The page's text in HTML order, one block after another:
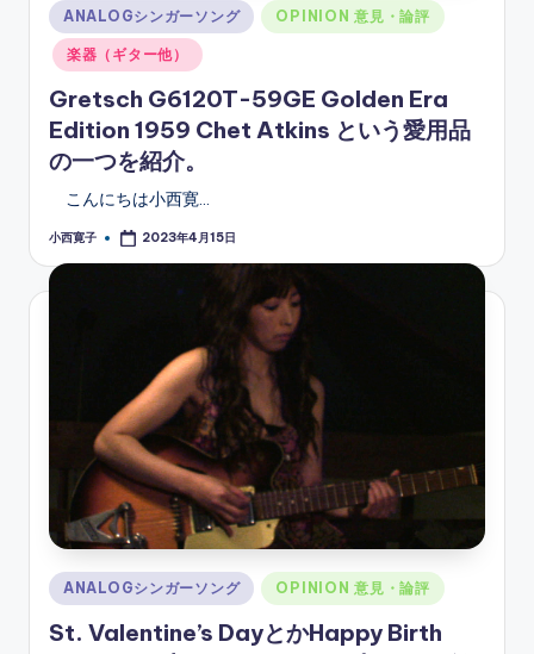
Posted
in
ANALOGシンガーソング OPINION 意見・論評
楽器（ギター他）
Gretsch G6120T-59GE Golden Era
Edition 1959 Chet Atkins という愛用品
の一つを紹介。
こんにちは小西寛…
Posted
小西寛子 2023年4月15日
Posted
in
ANALOGシンガーソング OPINION 意見・論評
St. Valentine’s DayとかHappy Birth